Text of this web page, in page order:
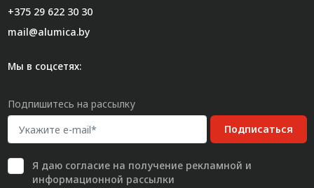
+375 29 622 30 30
mail@alumica.by
Мы в соцсетях:
Подпишитесь на рассылку
Подписаться
Я даю согласиена получение рекламной и
информационной рассылки